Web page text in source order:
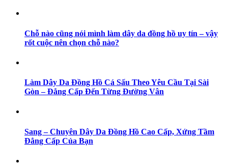
Chỗ nào cũng nói mình làm dây da đồng hồ uy tín – vậy
rốt cuộc nên chọn chỗ nào?
Làm Dây Da Đồng Hồ Cá Sấu Theo Yêu Cầu Tại Sài
Gòn – Đẳng Cấp Đến Từng Đường Vân
Sang – Chuyên Dây Da Đồng Hồ Cao Cấp, Xứng Tầm
Đẳng Cấp Của Bạn